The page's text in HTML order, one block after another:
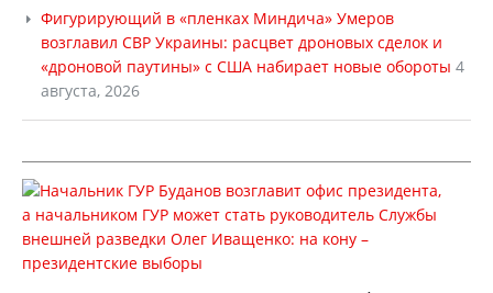
Фигурирующий в «пленках Миндича» Умеров
возглавил СВР Украины: расцвет дроновых сделок и
«дроновой паутины» с США набирает новые обороты 4
августа, 2026